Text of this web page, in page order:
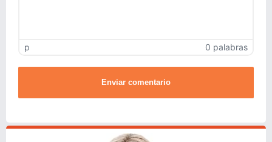
p 0 palabras
Enviar comentario